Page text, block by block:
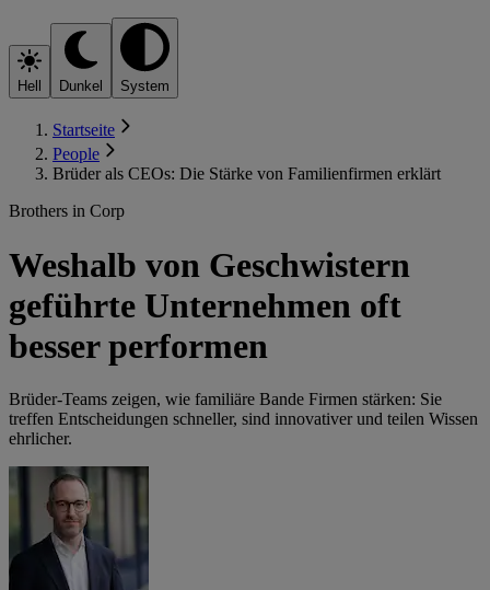
Hell Dunkel System
Startseite
People
Brüder als CEOs: Die Stärke von Familienfirmen erklärt
Brothers in Corp
Weshalb von Geschwistern
geführte Unternehmen oft
besser performen
Brüder-Teams zeigen, wie familiäre Bande Firmen stärken: Sie
treffen Entscheidungen schneller, sind innovativer und teilen Wissen
ehrlicher.